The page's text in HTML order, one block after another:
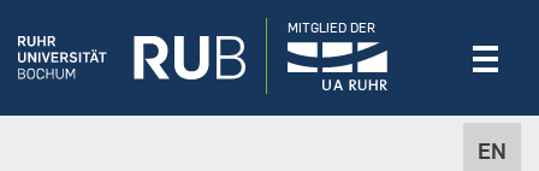
EN
MITGLIED DER